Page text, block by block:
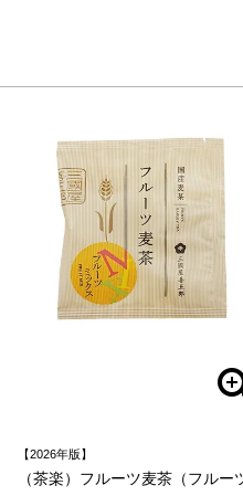
【2026年版】
（茶楽）フルーツ麦茶（フルー